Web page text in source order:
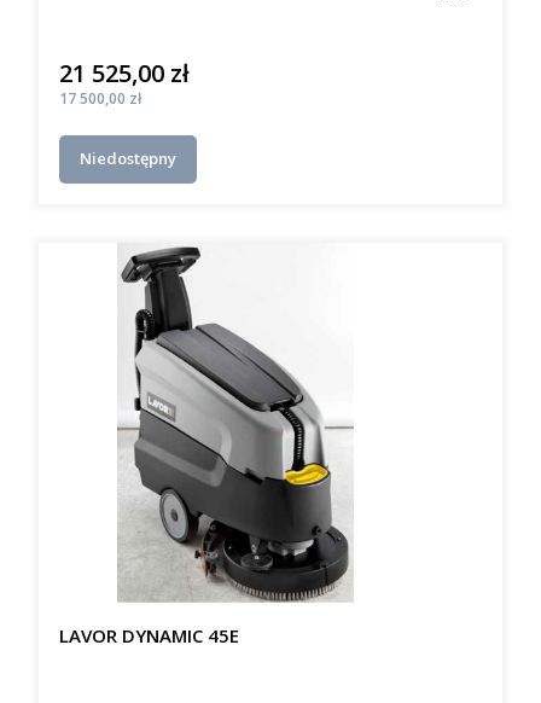
Cena
21 525,00 zł
Cena
17 500,00 zł
Niedostępny
LAVOR DYNAMIC 45E